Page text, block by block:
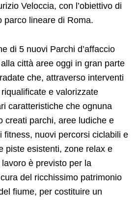
Veloccia, con l’obiettivo di
parco lineare di Roma.
di 5 nuovi Parchi d’affaccio
città aree oggi in gran parte
che, attraverso interventi
e valorizzate
caratteristiche che ognuna
creati parchi, aree ludiche e
fitness, nuovi percorsi ciclabili e
piste esistenti, zone relax e
è previsto per la
del ricchissimo patrimonio
fiume, per costituire un